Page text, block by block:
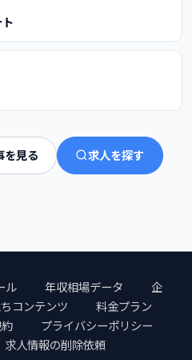
を見る 求人を探す
ル 年収相場データ
企
コンテンツ
料金プラン
プライバシーポリシー
求人情報の削除依頼